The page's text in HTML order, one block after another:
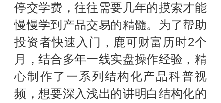
停交学费，往往需要几年的摸索才能
慢慢学到产品交易的精髓。为了帮助
投资者快速入门，鹿可财富历时2个
月，结合多年一线实盘操作经验，精
心制作了一系列结构化产品科普视
频，想要深入浅出的讲明白结构化的